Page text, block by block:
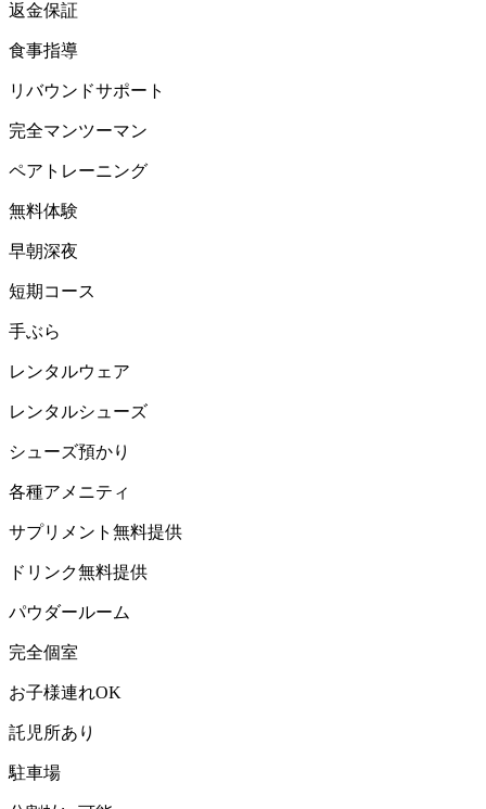
返金保証
食事指導
リバウンドサポート
完全マンツーマン
ペアトレーニング
無料体験
早朝深夜
短期コース
手ぶら
レンタルウェア
レンタルシューズ
シューズ預かり
各種アメニティ
サプリメント無料提供
ドリンク無料提供
パウダールーム
完全個室
お子様連れOK
託児所あり
駐車場